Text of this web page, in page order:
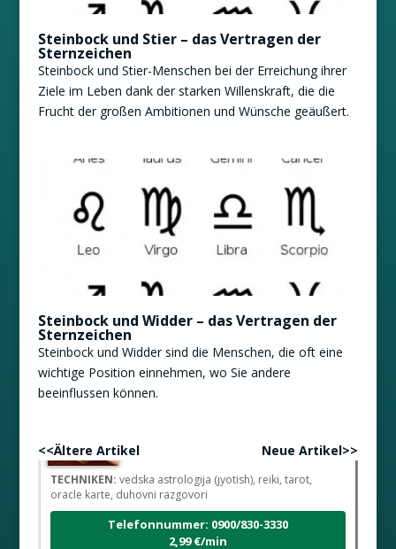
Steinbock und Stier – das Vertragen der
Sternzeichen
Steinbock und Stier-Menschen bei der Erreichung ihrer
Ziele im Leben dank der starken Willenskraft, die die
Frucht der großen Ambitionen und Wünsche geäußert.
Steinbock und Widder – das Vertragen der
Sternzeichen
Steinbock und Widder sind die Menschen, die oft eine
wichtige Position einnehmen, wo Sie andere
beeinflussen können.
<<Ältere Artikel Neue Artikel>>
Der Betreiber ist frei
TECHNIKEN: vedska astrologija (jyotish), reiki, tarot,
oracle karte, duhovni razgovori
Telefonnummer: 0900/830-3330
2,99 €/min